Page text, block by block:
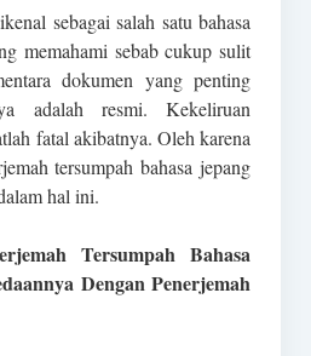
sebagai salah satu bahasa
memahami sebab cukup sulit
dokumen yang penting
adalah resmi. Kekeliruan
fatal akibatnya. Oleh karena
tersumpah bahasa jepang
hal ini.
Tersumpah Bahasa
Dengan Penerjemah